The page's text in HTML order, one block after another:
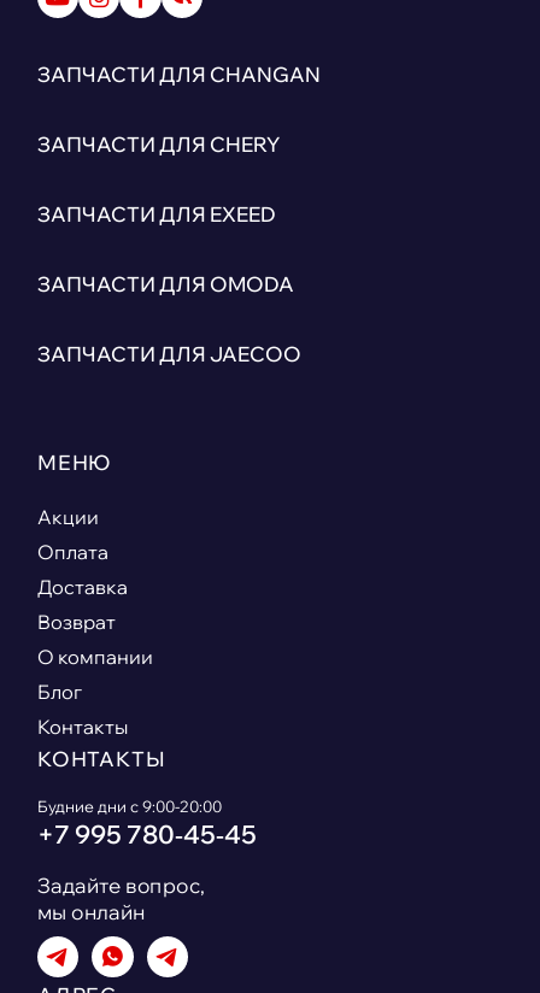
ЗАПЧАСТИ ДЛЯ CHANGAN
ЗАПЧАСТИ ДЛЯ CHERY
ЗАПЧАСТИ ДЛЯ EXEED
ЗАПЧАСТИ ДЛЯ OMODA
ЗАПЧАСТИ ДЛЯ JAECOO
МЕНЮ
Акции
Оплата
Доставка
Возврат
О компании
Блог
Контакты
КОНТАКТЫ
Будние дни с 9:00-20:00
+7 995 780‑45‑45
Задайте вопрос,
мы онлайн